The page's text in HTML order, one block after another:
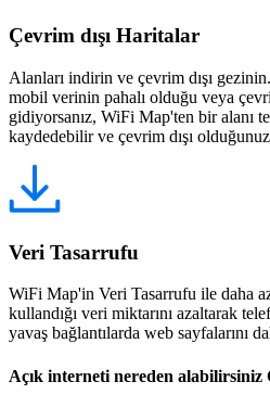
Çevrim dışı Haritalar
Alanları indirin ve çevrim dışı
mobil verinin pahalı olduğu veya
gidiyorsanız, WiFi Map'ten bir alanı
kaydedebilir ve çevrim dışı
Veri Tasarrufu
WiFi Map'in Veri Tasarrufu ile daha
kullandığı veri miktarını azaltarak
yavaş bağlantılarda web sayfalarını
Açık interneti nereden alabilirsiniz